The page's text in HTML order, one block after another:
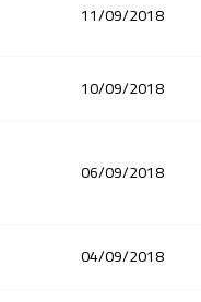
11/09/2018
10/09/2018
06/09/2018
04/09/2018